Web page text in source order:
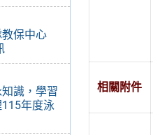
保中心
識，學習
年度泳
相關附件